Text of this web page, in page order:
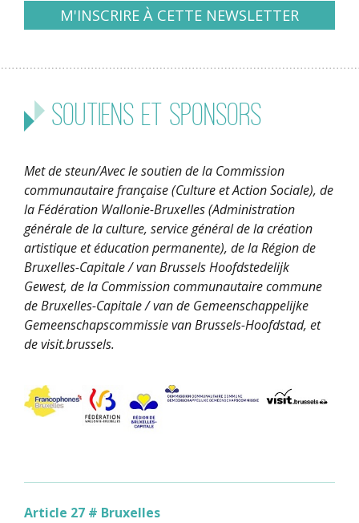
Soutiens et sponsors
Met de steun/Avec le soutien de la Commission
communautaire française (Culture et Action Sociale), de
la Fédération Wallonie-Bruxelles (Administration
générale de la culture, service général de la création
artistique et éducation permanente), de la Région de
Bruxelles-Capitale / van Brussels Hoofdstedelijk
Gewest, de la Commission communautaire commune
de Bruxelles-Capitale / van de Gemeenschappelijke
Gemeenschapscommissie van Brussels-Hoofdstad, et
de visit.brussels.
Article 27 # Bruxelles